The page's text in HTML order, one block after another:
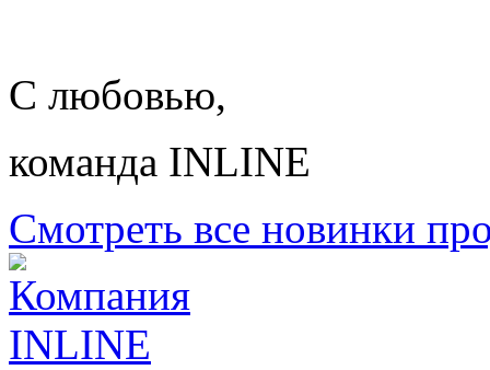
С любовью,
команда INLINE
Смотреть все новинки